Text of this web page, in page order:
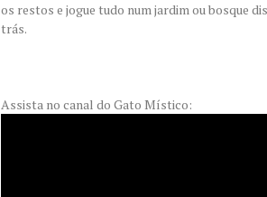
os restos e jogue tudo num jardim ou bosque
trás.
Assista no canal do Gato Místico: